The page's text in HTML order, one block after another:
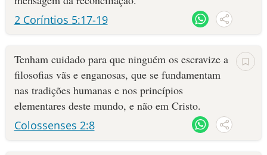
2 Coríntios 5:17-19
Tenham cuidado para que ninguém os escravize a
filosofias vãs e enganosas, que se fundamentam
nas tradições humanas e nos princípios
elementares deste mundo, e não em Cristo.
Colossenses 2:8